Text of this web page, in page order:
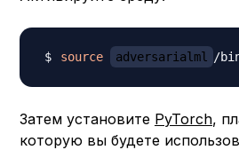
source adversarialml
Затем установите PyTorch,
которую вы будете